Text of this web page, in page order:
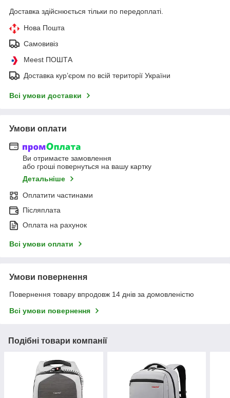
Доставка здійснюється тільки по передоплаті.
Нова Пошта
Самовивіз
Meest ПОШТА
Доставка кур’єром по всій території України
Всі умови доставки
Умови оплати
Ви отримаєте замовлення
або гроші повернуться на вашу картку
Детальніше
Оплатити частинами
Післяплата
Оплата на рахунок
Всі умови оплати
Умови повернення
Повернення товару впродовж 14 днів за домовленістю
Всі умови повернення
Подібні товари компанії